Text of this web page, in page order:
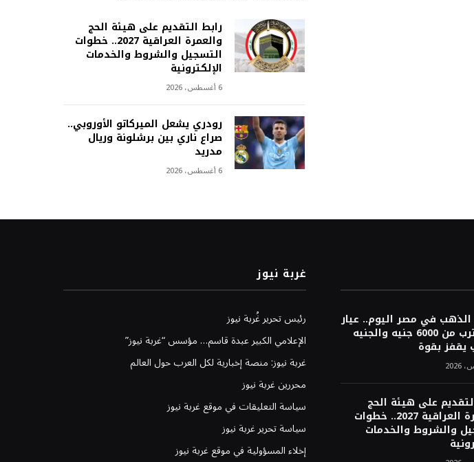
رابط التقديم على هيئة الحج
والعمرة العراقية 2027.. خطوات
التسجيل والشروط والخدمات
الإلكترونية
6 أغسطس، 2026
رودري يشعل الميركاتو الأوروبي..
صراع ناري بين برشلونة وريال
مدريد
6 أغسطس، 2026
الذهب في مصر اليوم.. عيار
21 يقترب من 6000 جنيه والجنيه
يقفز بقوة
على هيئة الحج
والعمرة العراقية 2027.. خطوات
والشروط والخدمات
غربة نيوز
رئيس تحرير غُربة نيوز
الإعلامي الكبير عبدة قاسم… مؤسس “غربة نيوز”
غربة نيوز: منصة إخبارية لكل العرب حول العالم
محررين غربة نيوز
سياسة التعليقات في موقع غربة نيوز
سياسة تحرير غربة نيوز
إخلاء المسؤولية في موقع غربة نيوز